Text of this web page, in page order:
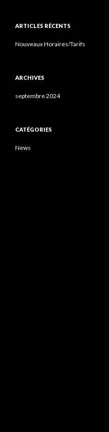
ARTICLES RÉCENTS
Nouveaux Horaires/Tarifs
ARCHIVES
septembre 2024
CATÉGORIES
News